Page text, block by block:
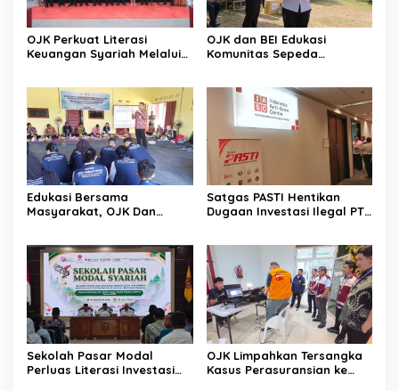
OJK Perkuat Literasi
Keuangan Syariah Melalui
OJK dan BEI Edukasi
Komunitas Sepeda
Edukasi Bersama
Masyarakat, OJK Dan
Satgas PASTI Hentikan
Dugaan Investasi Ilegal PT
Sekolah Pasar Modal
Perluas Literasi Investasi
OJK Limpahkan Tersangka
Kasus Perasuransian ke